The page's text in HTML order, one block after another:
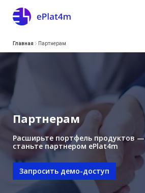
Главная Партнерам
Партнерам
Расширьте портфель продуктов —
станьте партнером ePlat4m
Запросить демо-доступ